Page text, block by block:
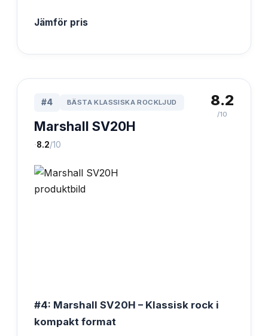
Jämför pris
#4 BÄSTA KLASSISKA ROCKLJUD
Marshall SV20H
·8.2/10
8.2
/10
#4: Marshall SV20H – Klassisk rock i
kompakt format